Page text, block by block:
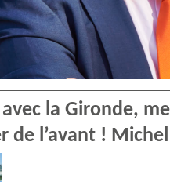
la Gironde,
de l’avant !